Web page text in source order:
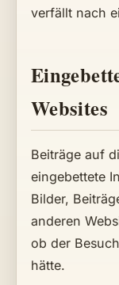
verfällt nach
Websites
Beiträge auf
eingebettete
Bilder,
anderen
ob der
hätte.